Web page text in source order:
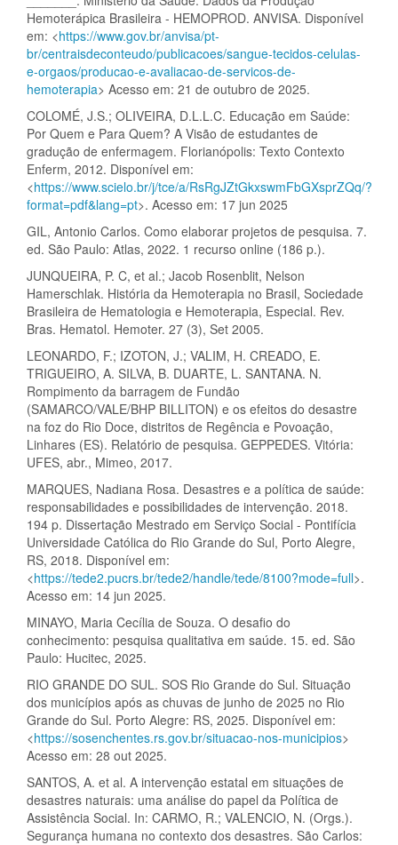
Hemoterápica Brasileira - HEMOPROD. ANVISA. Disponível
em: <https://www.gov.br/anvisa/pt-
br/centraisdeconteudo/publicacoes/sangue-tecidos-celulas-
e-orgaos/producao-e-avaliacao-de-servicos-de-
hemoterapia> Acesso em: 21 de outubro de 2025.
COLOMÉ, J.S.; OLIVEIRA, D.L.L.C. Educação em Saúde:
Por Quem e Para Quem? A Visão de estudantes de
gradução de enfermagem. Florianópolis: Texto Contexto
Enferm, 2012. Disponível em:
<https://www.scielo.br/j/tce/a/RsRgJZtGkxswmFbGXsprZQq/?
format=pdf&lang=pt>. Acesso em: 17 jun 2025
GIL, Antonio Carlos. Como elaborar projetos de pesquisa. 7.
ed. São Paulo: Atlas, 2022. 1 recurso online (186 p.).
JUNQUEIRA, P. C, et al.; Jacob Rosenblit, Nelson
Hamerschlak. História da Hemoterapia no Brasil, Sociedade
Brasileira de Hematologia e Hemoterapia, Especial. Rev.
Bras. Hematol. Hemoter. 27 (3), Set 2005.
LEONARDO, F.; IZOTON, J.; VALIM, H. CREADO, E.
TRIGUEIRO, A. SILVA, B. DUARTE, L. SANTANA. N.
Rompimento da barragem de Fundão
(SAMARCO/VALE/BHP BILLITON) e os efeitos do desastre
na foz do Rio Doce, distritos de Regência e Povoação,
Linhares (ES). Relatório de pesquisa. GEPPEDES. Vitória:
UFES, abr., Mimeo, 2017.
MARQUES, Nadiana Rosa. Desastres e a política de saúde:
responsabilidades e possibilidades de intervenção. 2018.
194 p. Dissertação Mestrado em Serviço Social - Pontifícia
Universidade Católica do Rio Grande do Sul, Porto Alegre,
RS, 2018. Disponível em:
<https://tede2.pucrs.br/tede2/handle/tede/8100?mode=full>.
Acesso em: 14 jun 2025.
MINAYO, Maria Cecília de Souza. O desafio do
conhecimento: pesquisa qualitativa em saúde. 15. ed. São
Paulo: Hucitec, 2025.
RIO GRANDE DO SUL. SOS Rio Grande do Sul. Situação
dos municípios após as chuvas de junho de 2025 no Rio
Grande do Sul. Porto Alegre: RS, 2025. Disponível em:
<https://sosenchentes.rs.gov.br/situacao-nos-municipios>
Acesso em: 28 out 2025.
SANTOS, A. et al. A intervenção estatal em situações de
desastres naturais: uma análise do papel da Política de
Assistência Social. In: CARMO, R.; VALENCIO, N. (Orgs.).
Segurança humana no contexto dos desastres. São Carlos: